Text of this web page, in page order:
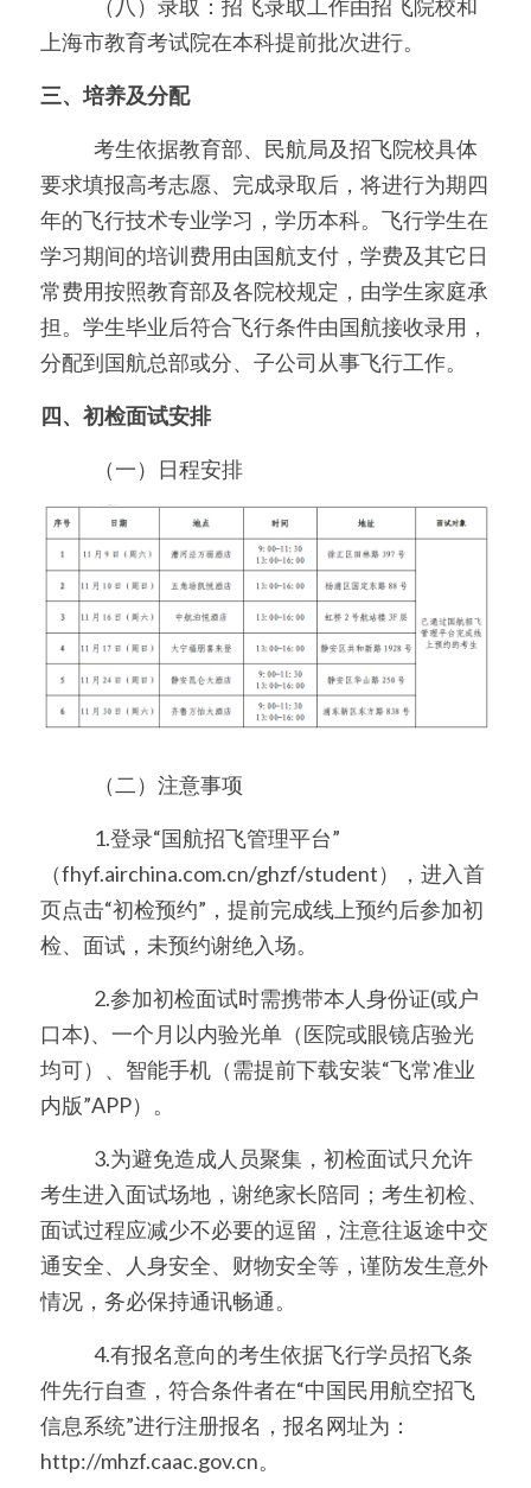
（八）录取：招飞录取工作由招飞院校和
上海市教育考试院在本科提前批次进行。
三、培养及分配
考生依据教育部、民航局及招飞院校具体
要求填报高考志愿、完成录取后，将进行为期四
年的飞行技术专业学习，学历本科。飞行学生在
学习期间的培训费用由国航支付，学费及其它日
常费用按照教育部及各院校规定，由学生家庭承
担。学生毕业后符合飞行条件由国航接收录用，
分配到国航总部或分、子公司从事飞行工作。
四、初检面试安排
（一）日程安排
（二）注意事项
1.登录“国航招飞管理平台”
（fhyf.airchina.com.cn/ghzf/student），进入首
页点击“初检预约”，提前完成线上预约后参加初
检、面试，未预约谢绝入场。
2.参加初检面试时需携带本人身份证(或户
口本)、一个月以内验光单（医院或眼镜店验光
均可）、智能手机（需提前下载安装“飞常准业
内版”APP）。
3.为避免造成人员聚集，初检面试只允许
考生进入面试场地，谢绝家长陪同；考生初检、
面试过程应减少不必要的逗留，注意往返途中交
通安全、人身安全、财物安全等，谨防发生意外
情况，务必保持通讯畅通。
4.有报名意向的考生依据飞行学员招飞条
件先行自查，符合条件者在“中国民用航空招飞
信息系统”进行注册报名，报名网址为：
http://mhzf.caac.gov.cn。